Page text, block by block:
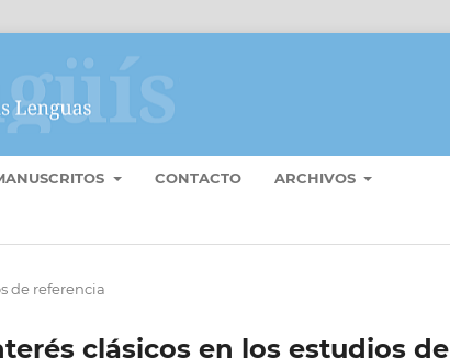
CONTACTO ARCHIVOS
de referencia
clásicos en los estudios de